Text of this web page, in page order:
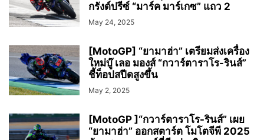
กรังด์ปรีซ์ “มาร์ค มาร์เกซ” แถว 2
May 24, 2025
[MotoGP] “ยามาฮ่า” เตรียมส่งเครื่อง
ใหม่บู๊ เลอ มองส์ “กวาร์ตาราโร-รินส์”
ชี้ท็อปสปีดสูงขึ้น
May 2, 2025
[MotoGP ]“กวาร์ตาราโร-รินส์” เผย
“ยามาฮ่า” ออกสตาร์ต โมโตจีพี 2025